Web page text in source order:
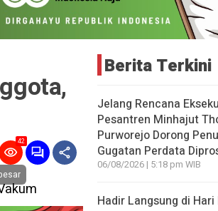
42
Berita Terkini
Jelang Rencana
Pesantren Minhajut
Purworejo Dorong
Gugatan Perdata
06/08/2026 | 5:18 pm WIB
Hadir Langsung di Hari